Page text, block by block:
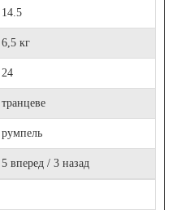
14.5
6,5 кг
24
транцеве
румпель
5 вперед / 3 назад